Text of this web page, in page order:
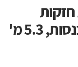
לרבעון השני: 55 מ' ד' הכנסות, 5.3 מ'